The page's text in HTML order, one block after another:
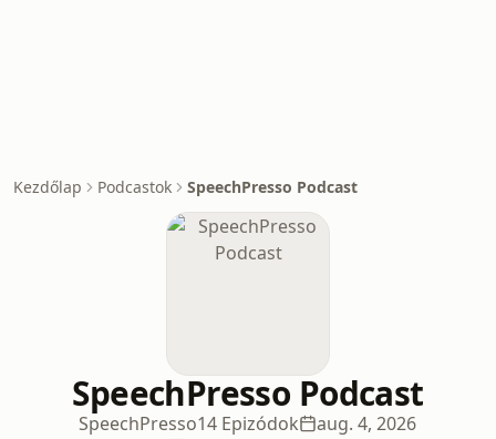
Kezdőlap Podcastok SpeechPresso Podcast
SpeechPresso Podcast
SpeechPresso14 Epizódok aug. 4, 2026